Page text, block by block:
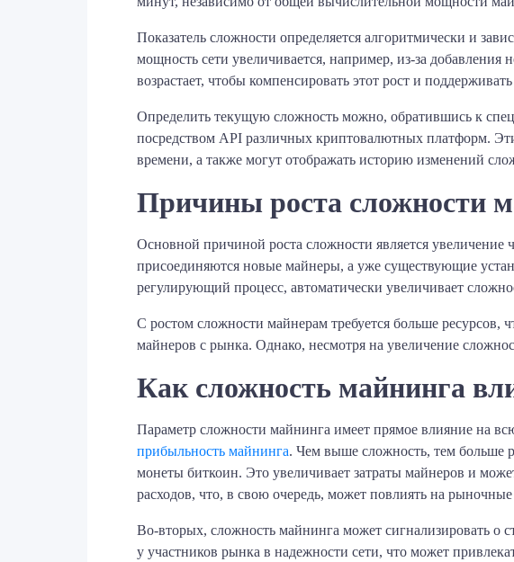
Показатель сложности определяется алгоритмически и
мощность сети увеличивается, например, из-за
возрастает, чтобы компенсировать этот рост и
Определить текущую сложность можно, обратившись к
посредством API различных криптовалютных платформ.
времени, а также могут отображать историю изменений
Причины роста сложности
Основной причиной роста сложности является
присоединяются новые майнеры, а уже существующие
регулирующий процесс, автоматически увеличивает
С ростом сложности майнерам требуется больше
майнеров с рынка. Однако, несмотря на увеличение
Как сложность майнинга
Параметр сложности майнинга имеет прямое влияние на
прибыльность майнинга. Чем выше сложность, тем больше
монеты биткоин. Это увеличивает затраты майнеров и
расходов, что, в свою очередь, может повлиять на
Во-вторых, сложность майнинга может сигнализировать о
у участников рынка в надежности сети, что может